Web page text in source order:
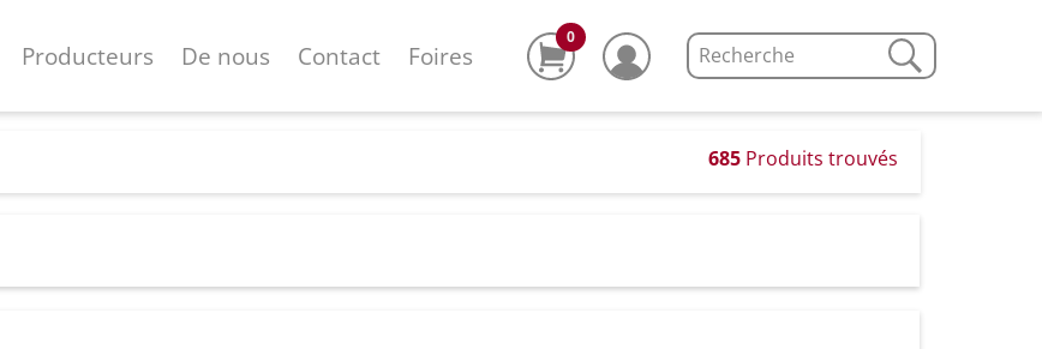
Producteurs De nous Contact Foires
0
685 Produits trouvés